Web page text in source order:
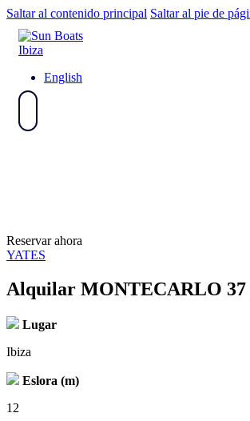
Saltar al contenido principal Saltar al pie de
English
Reservar ahora
YATES
Alquilar MONTECARLO 37
Lugar
Ibiza
Eslora (m)
12